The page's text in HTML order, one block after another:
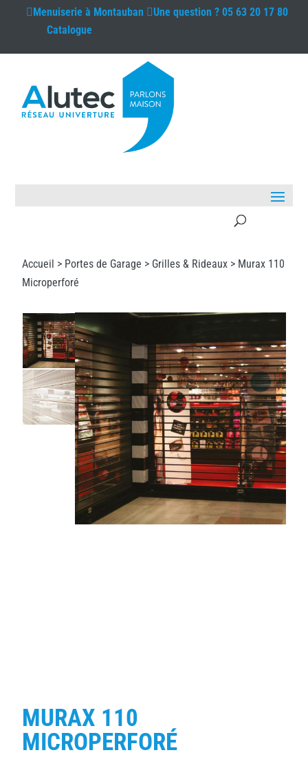
Menuiserie à Montauban Une question ?05 63 20 17 80
Catalogue
Accueil > Portes de Garage > Grilles & Rideaux > Murax 110
Microperforé
MURAX 110
MICROPERFORÉ